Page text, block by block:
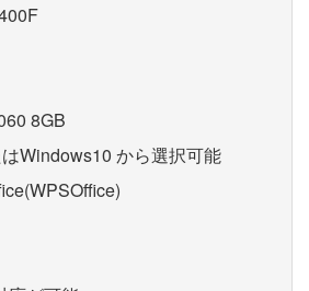
8GB
Windows10 から選択可能